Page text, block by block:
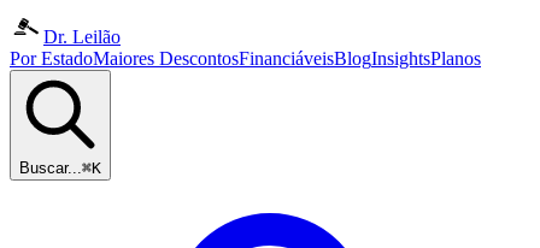
Dr. Leilão
Por EstadoMaiores DescontosFinanciáveisBlogInsightsPlanos
Buscar...⌘K